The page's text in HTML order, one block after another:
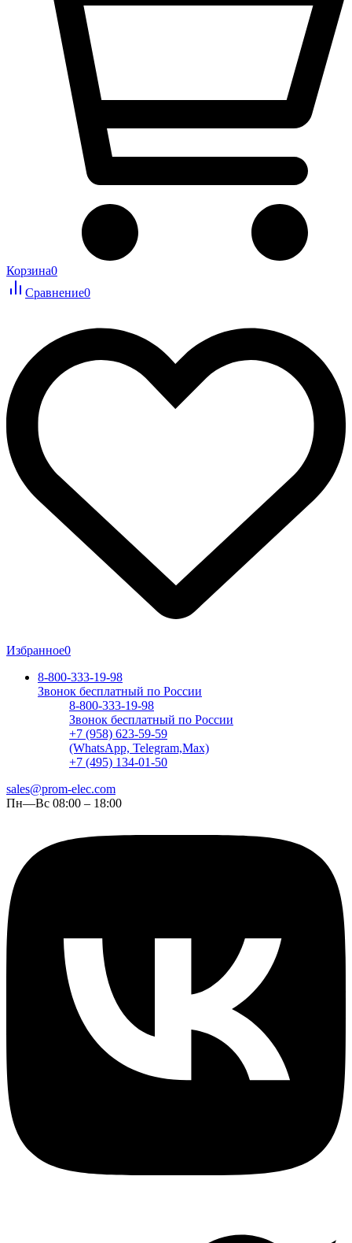
Корзина0
Сравнение0
Избранное0
8-800-333-19-98
Звонок бесплатный по России
8-800-333-19-98
Звонок бесплатный по России
+7 (958) 623-59-59
(WhatsApp, Telegram,Max)
+7 (495) 134-01-50
sales@prom-elec.com
Пн—Вс 08:00 – 18:00